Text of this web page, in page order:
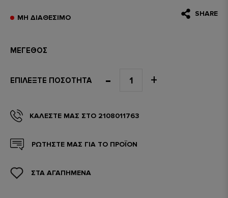
ΜΗ ΔΙΑΘΈΣΙΜΟ SHARE
ΜΈΓΕΘΟΣ
ΕΠΙΛΈΞΤΕ ΠΟΣΌΤΗΤΑ
ΚΑΛΈΣΤΕ ΜΑΣ ΣΤΟ 2108011763
ΣΤΑ ΑΓΑΠΗΜΕΝΑ
ΡΩΤΗΣΤΕ ΜΑΣ ΓΙΑ ΤΟ ΠΡΟΪΟΝ